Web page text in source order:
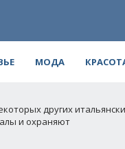
МОДА
других
и охраняют